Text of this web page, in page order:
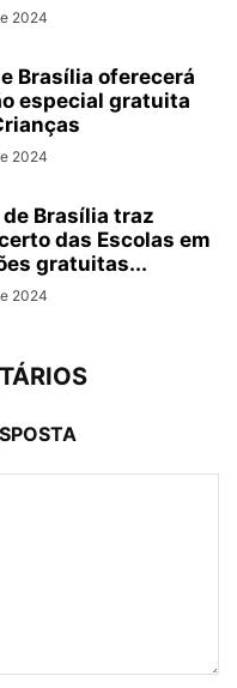
2024
Brasília oferecerá
especial gratuita
2024
Brasília traz
das Escolas em
gratuitas...
2024